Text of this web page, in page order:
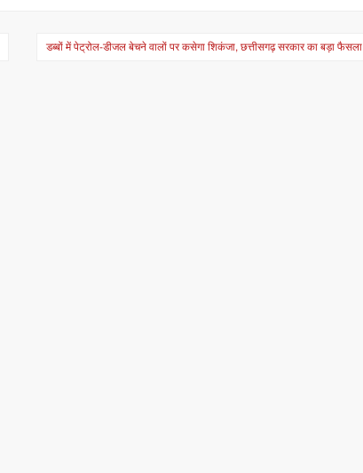
डब्बों में पेट्रोल-डीजल बेचने वालों पर कसेगा शिकंजा, छत्तीसगढ़ सरकार का बड़ा फैसला